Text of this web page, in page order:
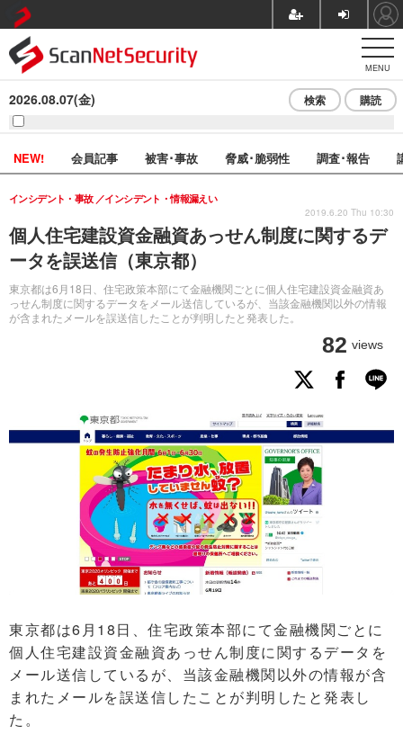
MENU
2026.08.07(金) 検索 購読
NEW! 会員記事 被害･事故 脅威･脆弱性 調査･報告
個人住宅建設資金融資あっせん制度に関するデ
ータを誤送信（東京都）
東京都は6月18日、住宅政策本部にて金融機関ごとに個人住宅建設資金融資あ
っせん制度に関するデータをメール送信しているが、当該金融機関以外の情報
が含まれたメールを誤送信したことが判明したと発表した。
インシデント・事故 インシデント・情報漏えい
82 views
2019.6.20 Thu 10:30
東京都は6月18日、住宅政策本部にて金融機関ごとに
個人住宅建設資金融資あっせん制度に関するデータを
メール送信しているが、当該金融機関以外の情報が含
まれたメールを誤送信したことが判明したと発表し
た。